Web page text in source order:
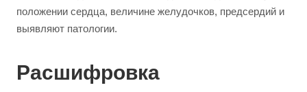
положении сердца, величине желудочков, предсердий и
выявляют патологии.
Расшифровка